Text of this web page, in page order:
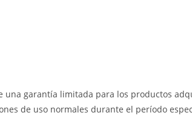
una garantía limitada para los productos
de uso normales durante el período